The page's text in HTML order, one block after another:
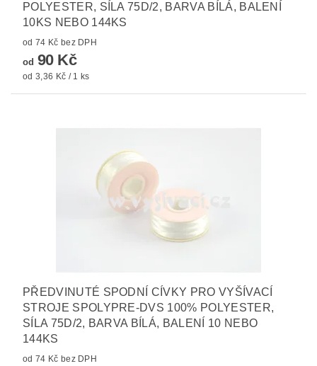
POLYESTER, SÍLA 75D/2, BARVA BÍLÁ, BALENÍ
10KS NEBO 144KS
od 74 Kč bez DPH
od 90 Kč
od 3,36 Kč / 1 ks
PŘEDVINUTÉ SPODNÍ CÍVKY PRO VYŠÍVACÍ
STROJE SPOLYPRE-DVS 100% POLYESTER,
SÍLA 75D/2, BARVA BÍLÁ, BALENÍ 10 NEBO
144KS
od 74 Kč bez DPH